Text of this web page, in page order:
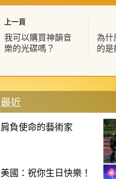
上一頁
我可以購買神韻音
樂的光碟嗎？
為什
的
最近
肩負使命的藝術家
美國：祝你生日快樂！